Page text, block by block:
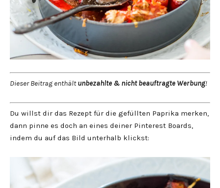
Dieser Beitrag enthältunbezahlte & nicht beauftragte Werbung!
Du willst dir das Rezept für die gefüllten Paprika merken,
dann pinne es doch an eines deiner Pinterest Boards,
indem du auf das Bild unterhalb klickst: